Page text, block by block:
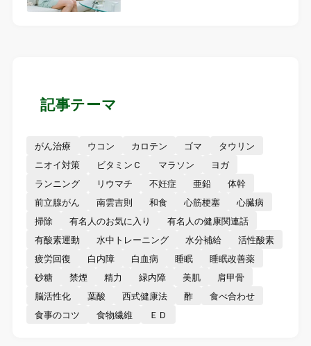
記事テーマ
がん治療 ウコン カロテン ゴマ
タウリン
ニオイ対策
ビタミンＣ マラソン
ヨガ
ランニング
リウマチ 不妊症 亜鉛
体幹
前立腺がん
南雲吉則 和食 心筋梗塞
心臓病
掃除
有名人のお気に入り
有名人の健康関連話
有酸素運動
水中トレーニング 水分補給
活性酸素
疲労回復
白内障 白血病 睡眠
睡眠改善薬
砂糖
禁煙 精力 緑内障 美肌
肩甲骨
脳活性化
葉酸 西式健康法 酢
食べ合わせ
食事のコツ
食物繊維 ＥＤ